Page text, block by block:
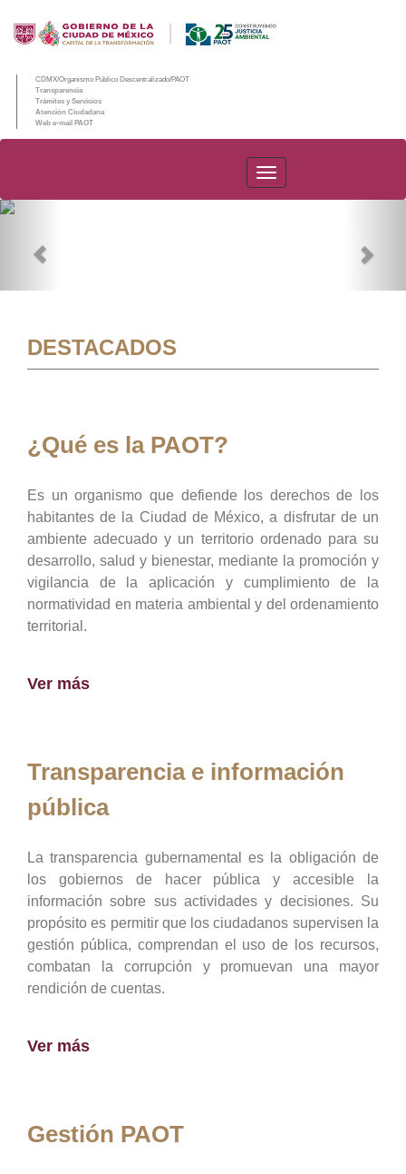
CDMX/Organismo Público Descentralizado/PAOT
Transparencia
Trámites y Servicios
Atención Ciudadana
Web e-mail PAOT
PAOT
DESTACADOS
¿Qué es la PAOT?
Es un organismo que defiende los derechos de los
habitantes de la Ciudad de México, a disfrutar de un
ambiente adecuado y un territorio ordenado para su
desarrollo, salud y bienestar, mediante la promoción y
vigilancia de la aplicación y cumplimiento de la
normatividad en materia ambiental y del ordenamiento
territorial.
Ver más
Transparencia e información
pública
La transparencia gubernamental es la obligación de
los gobiernos de hacer pública y accesible la
información sobre sus actividades y decisiones. Su
propósito es permitir que los ciudadanos supervisen la
gestión pública, comprendan el uso de los recursos,
combatan la corrupción y promuevan una mayor
rendición de cuentas.
Ver más
Gestión PAOT